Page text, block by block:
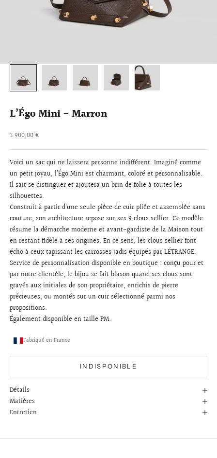
L’Égo Mini - Marron
Prix de vente
3.900,00 €
Voici un sac qui ne laissera personne indifférent. Imaginé comme
un petit joyau, l’Égo Mini est charmant, coloré et personnalisable.
Il sait se distinguer et ajoutera un brin de folie à toutes les
silhouettes.
Construit à partir d’une seule pièce de cuir pliée et assemblée sans
couture, son architecture repose sur ses 9 clous sellier. Ce modèle
résume la démarche moderne et avant-gardiste de la Maison tout
en restant fidèle à ses origines. En ce sens, les clous sellier font
écho à ceux tapissant les carrosses jadis équipés par LÉTRANGE.
Service de personnalisation disponible en boutique : conçu pour et
par notre clientèle, le bijou se fait blason quand ses clous sont
gravés aux initiales de son propriétaire, enrichis de pierre
précieuses, ou montés sur un cuirsélectionné parmi nos
propositions.
Également disponible en taille PM.
Fabriqué en France
INDISPONIBLE
Détails
Matières
Entretien